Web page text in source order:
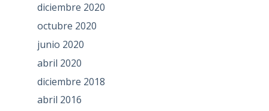
diciembre 2020
octubre 2020
junio 2020
abril 2020
diciembre 2018
abril 2016